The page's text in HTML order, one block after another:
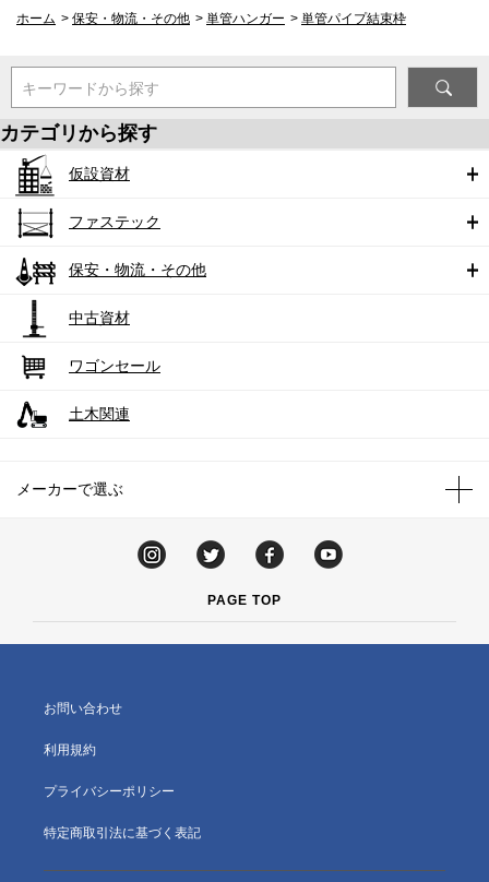
ホーム > 保安・物流・その他 > 単管ハンガー > 単管パイプ結束枠
キーワードから探す
カテゴリから探す
仮設資材
ファステック
保安・物流・その他
中古資材
ワゴンセール
土木関連
メーカーで選ぶ
PAGE TOP
お問い合わせ
利用規約
プライバシーポリシー
特定商取引法に基づく表記